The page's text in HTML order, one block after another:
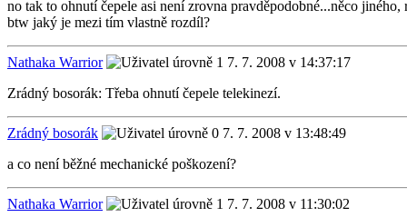
no tak to ohnutí čepele asi není zrovna pravděpodobné...něco jiného,
btw jaký je mezi tím vlastně rozdíl?
Nathaka Warrior
7. 7. 2008 v 14:37:17
Zrádný bosorák: Třeba ohnutí čepele telekinezí.
Zrádný bosorák
7. 7. 2008 v 13:48:49
a co není běžné mechanické poškození?
Nathaka Warrior
7. 7. 2008 v 11:30:02